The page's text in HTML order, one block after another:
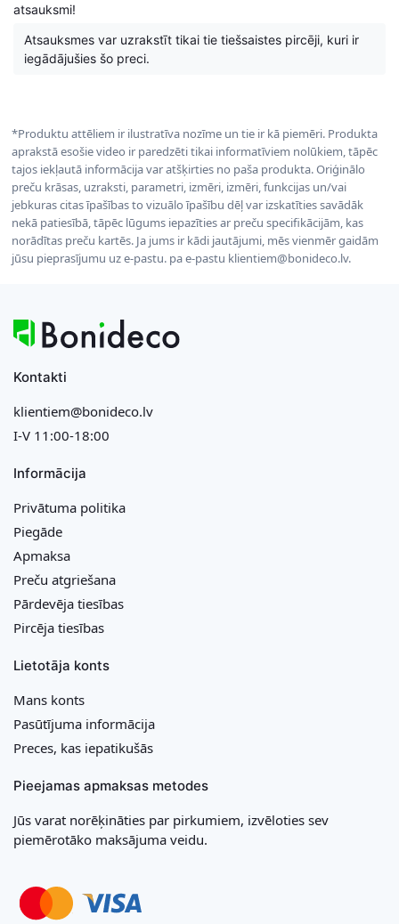
atsauksmi!
Atsauksmes var uzrakstīt tikai tie tiešsaistes pircēji, kuri ir
iegādājušies šo preci.
*Produktu attēliem ir ilustratīva nozīme un tie ir kā piemēri. Produkta
aprakstā esošie video ir paredzēti tikai informatīviem nolūkiem, tāpēc
tajos iekļautā informācija var atšķirties no paša produkta. Oriģinālo
preču krāsas, uzraksti, parametri, izmēri, izmēri, funkcijas un/vai
jebkuras citas īpašības to vizuālo īpašību dēļ var izskatīties savādāk
nekā patiesībā, tāpēc lūgums iepazīties ar preču specifikācijām, kas
norādītas preču kartēs. Ja jums ir kādi jautājumi, mēs vienmēr gaidām
jūsu pieprasījumu uz e-pastu. pa e-pastu klientiem@bonideco.lv.
Kontakti
klientiem@bonideco.lv
I-V 11:00-18:00
Informācija
Privātuma politika
Piegāde
Apmaksa
Preču atgriešana
Pārdevēja tiesības
Pircēja tiesības
Lietotāja konts
Mans konts
Pasūtījuma informācija
Preces, kas iepatikušās
Pieejamas apmaksas metodes
Jūs varat norēķināties par pirkumiem, izvēloties sev
piemērotāko maksājuma veidu.